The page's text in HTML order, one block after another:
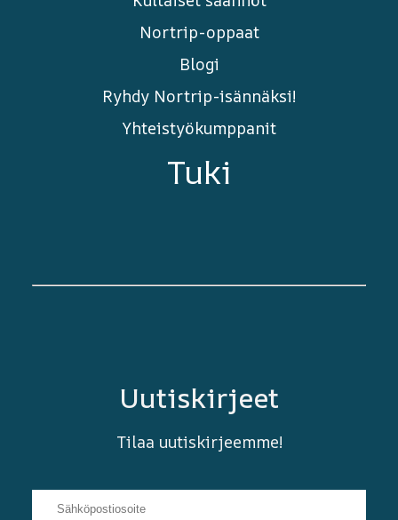
Nortrip-oppaat
Blogi
Ryhdy Nortrip-isännäksi!
Yhteistyökumppanit
Tuki
Uutiskirjeet
Tilaa uutiskirjeemme!